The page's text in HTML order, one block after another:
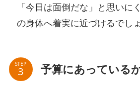
「今日は面倒だな」と思いに
の身体へ着実に近づけるでしょ
STEP 予算にあっている